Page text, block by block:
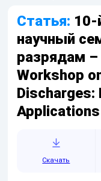
Статья:
научный
разрядам
Workshop
Discharges:
Скачать